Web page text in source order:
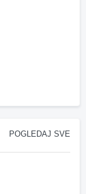
POGLEDAJ SVE